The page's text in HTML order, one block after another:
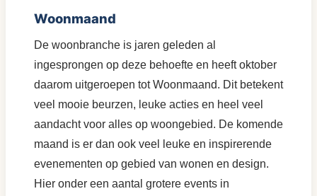
Woonmaand
De woonbranche is jaren geleden al
ingesprongen op deze behoefte en heeft oktober
daarom uitgeroepen tot Woonmaand. Dit betekent
veel mooie beurzen, leuke acties en heel veel
aandacht voor alles op woongebied. De komende
maand is er dan ook veel leuke en inspirerende
evenementen op gebied van wonen en design.
Hier onder een aantal grotere events in